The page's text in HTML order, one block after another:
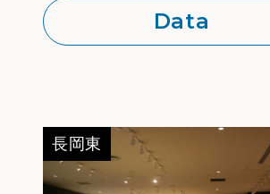
備考：
Data
長岡東